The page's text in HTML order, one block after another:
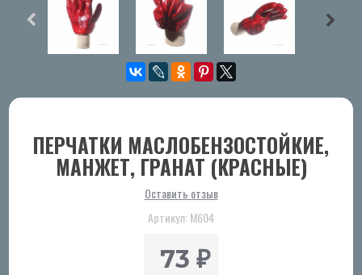
ПЕРЧАТКИ МАСЛОБЕНЗОСТОЙКИЕ,
МАНЖЕТ, ГРАНАТ (КРАСНЫЕ)
Оставить отзыв
Артикул:M604
73 ₽